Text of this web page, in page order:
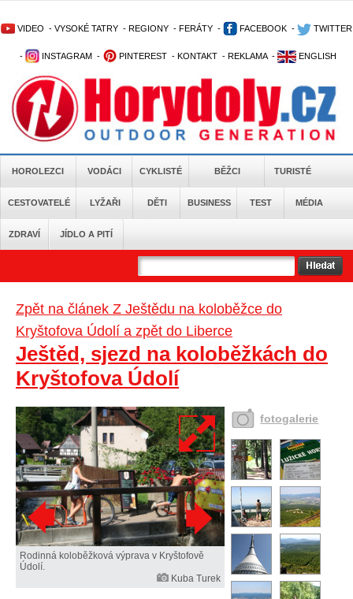
VIDEO - VYSOKÉ TATRY - REGIONY - FERÁTY - FACEBOOK - TWITTER
- INSTAGRAM - PINTEREST - KONTAKT - REKLAMA - ENGLISH
HOROLEZCI VODÁCI CYKLISTÉ BĚŽCI TURISTÉ
CESTOVATELÉ LYŽAŘI DĚTI BUSINESS TEST MÉDIA
ZDRAVÍ JÍDLO A PITÍ
Zpět na článek Z Ještědu na koloběžce do
Kryštofova Údolí a zpět do Liberce
Ještěd, sjezd na koloběžkách do
Kryštofova Údolí
Rodinná koloběžková výprava v Kryštofově
Údolí.
Kuba Turek
fotogalerie